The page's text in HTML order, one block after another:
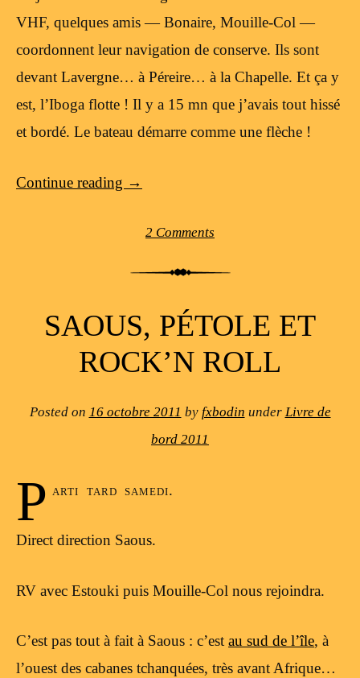
VHF, quelques amis — Bonaire, Mouille-Col —
coordonnent leur navigation de conserve. Ils sont
devant Lavergne… à Péreire… à la Chapelle. Et ça y
est, l’Iboga flotte ! Il y a 15 mn que j’avais tout hissé
et bordé. Le bateau démarre comme une flèche !
Continue reading →
2 Comments
SAOUS, PÉTOLE ET
ROCK’N ROLL
Posted on 16 octobre 2011 by fxbodin under Livre de
bord 2011
P arti tard samedi.
Direct direction Saous.
RV avec Estouki puis Mouille-Col nous rejoindra.
C’est pas tout à fait à Saous : c’est au sud de l’île, à
l’ouest des cabanes tchanquées, très avant Afrique…